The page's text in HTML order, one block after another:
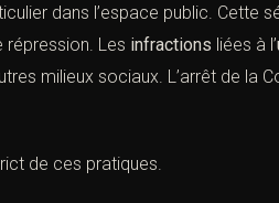
dans l’espace public. Cette
répression. Les infractions liées à l’
milieux sociaux. L’arrêt de la
de ces pratiques.